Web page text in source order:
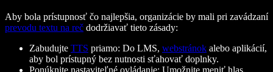
Aby bola prístupnosť čo najlepšia, organizácie by mali pri zavádzaní
prevodu textu na reč dodržiavať tieto zásady:
Zabudujte TTS priamo: Do LMS, webstránok alebo aplikácií,
aby bol prístupný bez nutnosti sťahovať doplnky.
Ponúknite nastaviteľné ovládanie: Umožnite meniť hlas,